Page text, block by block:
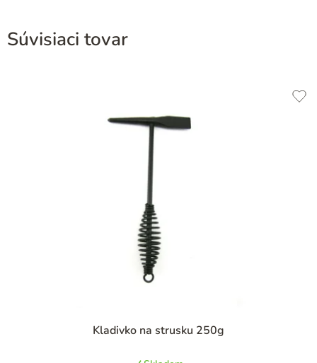
Súvisiaci tovar
Kladivko na strusku 250g
hodnotenie